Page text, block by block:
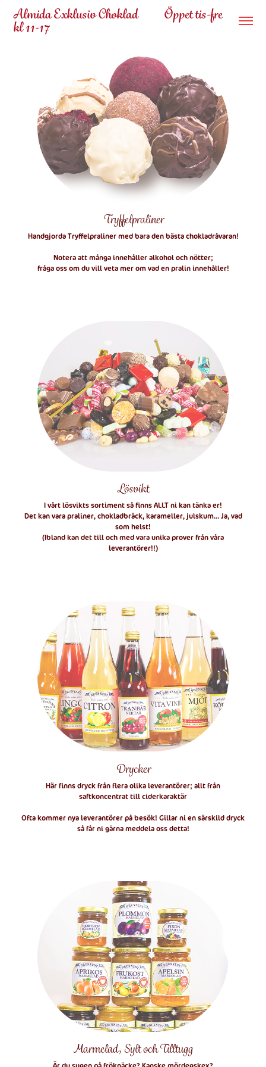
Almida Exklusiv Choklad           Öppet tis-fre
kl 11-17
Tryffelpraliner
Handgjorda Tryffelpraliner med bara den bästa chokladråvaran!
Notera att många innehåller alkohol och nötter;
fråga oss om du vill veta mer om vad en pralin innehåller!
Lösvikt
I vårt lösvikts sortiment så finns ALLT ni kan tänka er!
Det kan vara praliner, chokladbräck, karameller, julskum... Ja, vad
som helst!
(Ibland kan det till och med vara unika prover från våra
leverantörer!!)
Drycker
Här finns dryck från flera olika leverantörer; allt från
saftkoncentrat till ciderkaraktär
Ofta kommer nya leverantörer på besök! Gillar ni en särskild dryck
så får ni gärna meddela oss detta!
Marmelad, Sylt och Tilltugg